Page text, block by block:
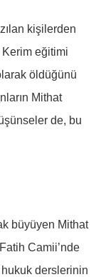
kişilerden
Kerim eğitimi
öldüğünü
Mithat
de, bu
büyüyen Mithat
Camii’nde
derslerinin